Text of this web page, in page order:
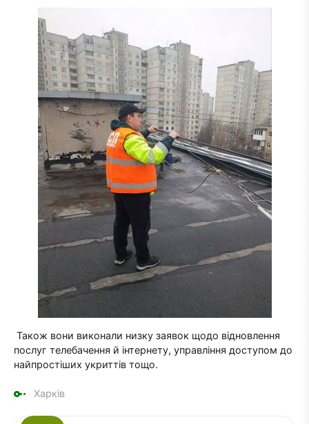
Також вони виконали низку заявок щодо відновлення
послуг телебачення й інтернету, управління доступом до
найпростіших укриттів тощо.
Харків